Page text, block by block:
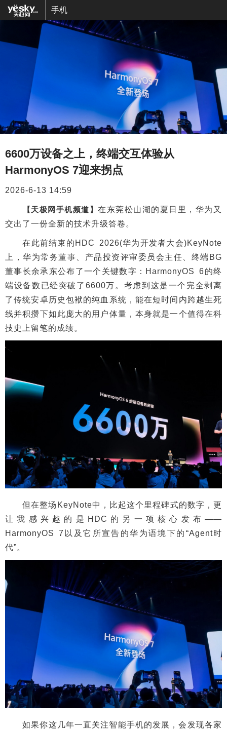
手机
6600万设备之上，终端交互体验从
HarmonyOS 7迎来拐点
2026-6-13 14:59
【天极网手机频道】在东莞松山湖的夏日里，华为又
交出了一份全新的技术升级答卷。
在此前结束的HDC 2026(华为开发者大会)KeyNote
上，华为常务董事、产品投资评审委员会主任、终端BG
董事长余承东公布了一个关键数字：HarmonyOS 6的终
端设备数已经突破了6600万。考虑到这是一个完全剥离
了传统安卓历史包袱的纯血系统，能在短时间内跨越生死
线并积攒下如此庞大的用户体量，本身就是一个值得在科
技史上留笔的成绩。
但在整场KeyNote中，比起这个里程碑式的数字，更
让我感兴趣的是HDC的另一项核心发布——
HarmonyOS 7以及它所宣告的华为语境下的“Agent时
代”。
如果你这几年一直关注智能手机的发展，会发现各家